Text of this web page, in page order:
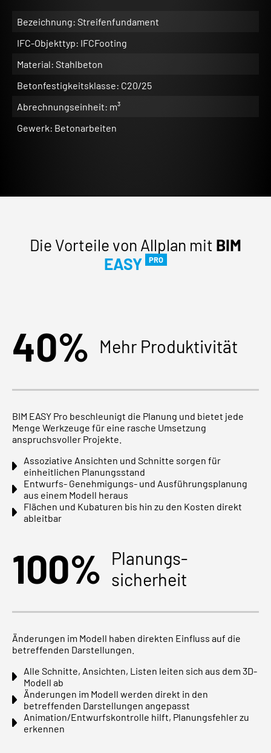
Bezeichnung: Streifenfundament
IFC-Objekttyp: IFCFooting
Material: Stahlbeton
Betonfestigkeitsklasse: C20/25
Abrechnungseinheit: m³
Gewerk: Betonarbeiten
Die Vorteile von Allplan mit BIM
EASY
PRO
40% Mehr Produktivität
BIM EASY Pro beschleunigt die Planung und bietet jede
Menge Werkzeuge für eine rasche Umsetzung
anspruchsvoller Projekte.
Assoziative Ansichten und Schnitte sorgen für
einheitlichen Planungsstand
Entwurfs- Genehmigungs- und Ausführungsplanung
aus einem Modell heraus
Flächen und Kubaturen bis hin zu den Kosten direkt
ableitbar
100% Planungs-
sicherheit
Änderungen im Modell haben direkten Einfluss auf die
betreffenden Darstellungen.
Alle Schnitte, Ansichten, Listen leiten sich aus dem 3D-
Modell ab
Änderungen im Modell werden direkt in den
betreffenden Darstellungen angepasst
Animation/Entwurfskontrolle hilft, Planungsfehler zu
erkennen